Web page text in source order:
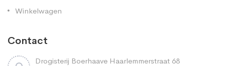
Winkelwagen
Contact
Drogisterij Boerhaave Haarlemmerstraat 68